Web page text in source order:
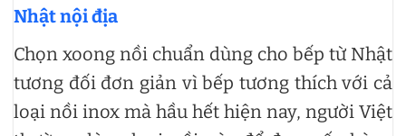
Nhật nội địa
Chọn xoong nồi chuẩn dùng cho bếp từ Nhật
tương đối đơn giản vì bếp tương thích với cả
loại nồi inox mà hầu hết hiện nay, người Việt